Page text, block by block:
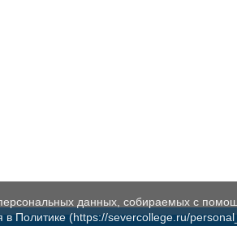
данных, собираемых с
Политике (https://severcollege.ru/